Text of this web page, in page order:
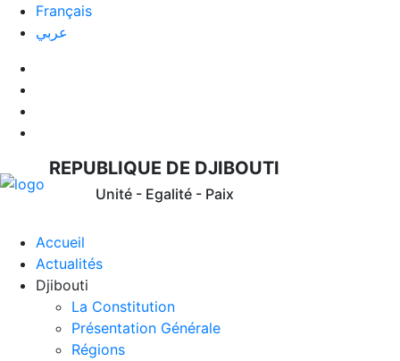
Français
عربي
REPUBLIQUE DE DJIBOUTI
Unité - Egalité - Paix
Accueil
Actualités
Djibouti
La Constitution
Présentation Générale
Régions